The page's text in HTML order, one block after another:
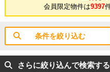
会員限定物件は9397
条件を絞り込む
さらに絞り込んで検索する